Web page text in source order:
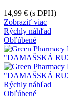
14,99 € (s DPH)
Zobraziť viac
Rýchly náhľad
Obľúbené
Rýchly náhľad
Obľúbené